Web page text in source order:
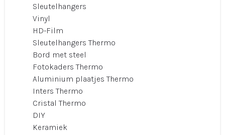
Sleutelhangers
Vinyl
HD-Film
Sleutelhangers Thermo
Bord met steel
Fotokaders Thermo
Aluminium plaatjes Thermo
Inters Thermo
Cristal Thermo
DIY
Keramiek